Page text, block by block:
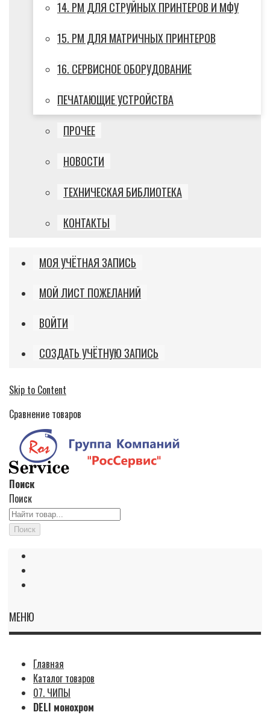
14. РМ ДЛЯ СТРУЙНЫХ ПРИНТЕРОВ И МФУ
15. РМ ДЛЯ МАТРИЧНЫХ ПРИНТЕРОВ
16. СЕРВИСНОЕ ОБОРУДОВАНИЕ
ПЕЧАТАЮЩИЕ УСТРОЙСТВА
ПРОЧЕЕ
НОВОСТИ
ТЕХНИЧЕСКАЯ БИБЛИОТЕКА
КОНТАКТЫ
МОЯ УЧЁТНАЯ ЗАПИСЬ
МОЙ ЛИСТ ПОЖЕЛАНИЙ
ВОЙТИ
СОЗДАТЬ УЧЁТНУЮ ЗАПИСЬ
Skip to Content
Сравнение товаров
Поиск
Поиск
Поиск
МЕНЮ
Главная
Каталог товаров
07. ЧИПЫ
DELI монохром